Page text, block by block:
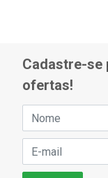
Cadastre-se
ofertas!